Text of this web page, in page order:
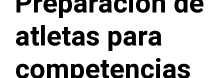
atletas para
competencias